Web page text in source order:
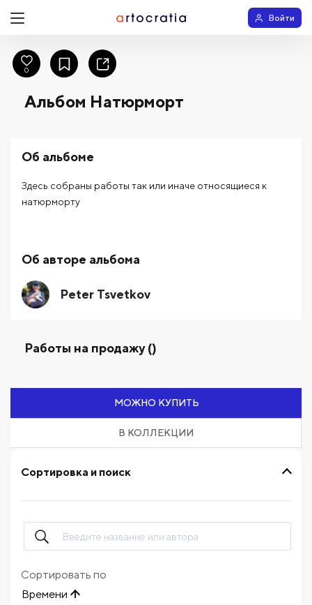
Войти
Альбом Натюрморт
Об альбоме
Здесь собраны работы так или иначе относящиеся к
натюрморту
Об авторе альбома
Peter Tsvetkov
Работы на продажу ()
МОЖНО КУПИТЬ
В КОЛЛЕКЦИИ
Сортировка и поиск
Сортировать по
Времени
0